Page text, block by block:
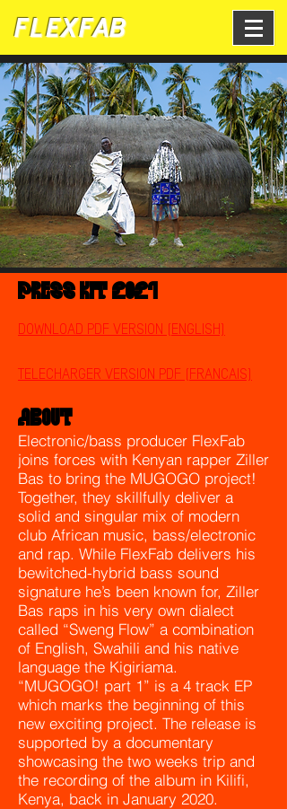
FLEXFAB
PRESS KIT 2021
DOWNLOAD PDF VERSION (ENGLISH)
TELECHARGER VERSION PDF (FRANCAIS)
ABOUT
Electronic/bass producer FlexFab
joins forces with Kenyan rapper Ziller
Bas to bring the MUGOGO project!
Together, they skillfully deliver a
solid and singular mix of modern
club African music, bass/electronic
and rap. While FlexFab delivers his
bewitched-hybrid bass sound
signature he’s been known for, Ziller
Bas raps in his very own dialect
called “Sweng Flow” a combination
of English, Swahili and his native
language the Kigiriama.
“MUGOGO! part 1” is a 4 track EP
which marks the beginning of this
new exciting project. The release is
supported by a documentary
showcasing the two weeks trip and
the recording of the album in Kilifi,
Kenya, back in January 2020.